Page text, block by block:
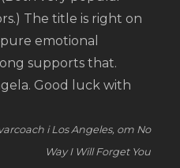
The title is right on
emotional
supports that.
Good luck with
i Los Angeles, om No
Way I Will Forget You